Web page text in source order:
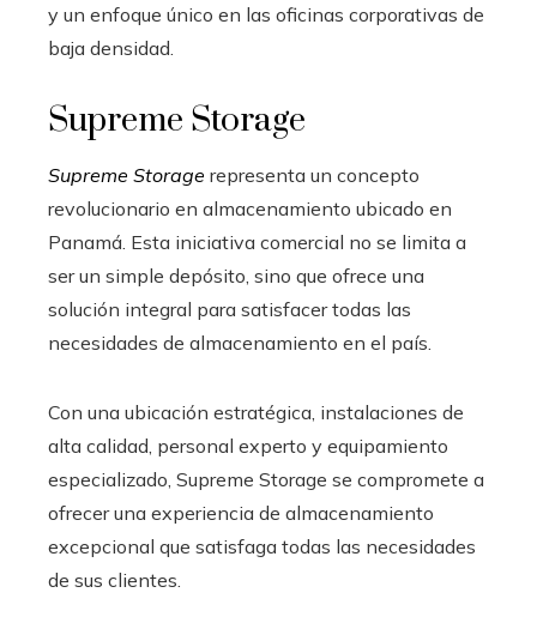
y un enfoque único en las oficinas corporativas de
baja densidad.
Supreme Storage
Supreme Storage representa un concepto
revolucionario en almacenamiento ubicado en
Panamá. Esta iniciativa comercial no se limita a
ser un simple depósito, sino que ofrece una
solución integral para satisfacer todas las
necesidades de almacenamiento en el país.
Con una ubicación estratégica, instalaciones de
alta calidad, personal experto y equipamiento
especializado, Supreme Storage se compromete a
ofrecer una experiencia de almacenamiento
excepcional que satisfaga todas las necesidades
de sus clientes.